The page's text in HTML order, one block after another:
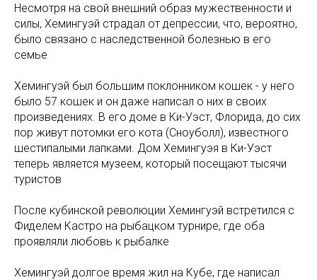
Несмотря на свой внешний образ мужественности и
силы, Хемингуэй страдал от депрессии, что, вероятно,
было связано с наследственной болезнью в его
семье
Хемингуэй был большим поклонником кошек - у него
было 57 кошек и он даже написал о них в своих
произведениях. В его доме в Ки-Уэст, Флорида, до сих
пор живут потомки его кота (Сноуболл), известного
шестипалыми лапками. Дом Хемингуэя в Ки-Уэст
теперь является музеем, который посещают тысячи
туристов
После кубинской революции Хемингуэй встретился с
Фиделем Кастро на рыбацком турнире, где оба
проявляли любовь к рыбалке
Хемингуэй долгое время жил на Кубе, где написал